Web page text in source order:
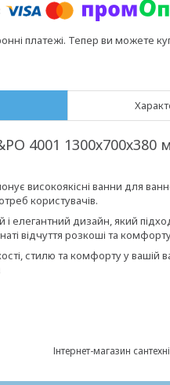
платежі. Тепер ви можете
4001 1300х700х380
високоякісні ванни для
користувачів.
елегантний дизайн, який
відчуття розкоші та
стилю та комфорту у вашій